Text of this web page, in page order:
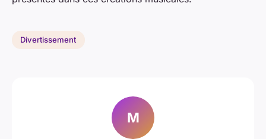
Divertissement
M